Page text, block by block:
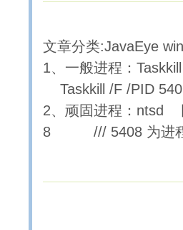
文章分类:JavaEye
1、一般进程：
Taskkill /F /PID
2、顽固进程：ntsd
8 /// 5408 为进程